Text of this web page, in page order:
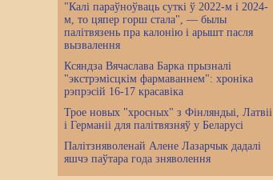
"Калі параўноўваць суткі ў 2022-м і 2024-
м, то цяпер горш стала", — былы
палітвязень пра калонію і арышт пасля
вызвалення
Ксяндза Вячаслава Барка прызналі
"экстрэмісцкім фармаваннем": хроніка
рэпрэсій 16-17 красавіка
Трое новых "хросных" з Фінляндыі, Латвіі
і Германіі для палітвязняў у Беларусі
Палітзняволенай Алене Лазарчык дадалі
яшчэ паўтара года зняволення